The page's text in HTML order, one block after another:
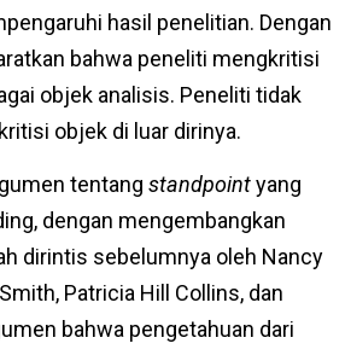
hasil penelitian. Dengan
bahwa peneliti mengkritisi
objek analisis. Peneliti tidak
objek di luar dirinya.
tentang standpointyang
dengan mengembangkan
dirintis sebelumnya oleh Nancy
Patricia Hill Collins, dan
bahwa pengetahuan dari